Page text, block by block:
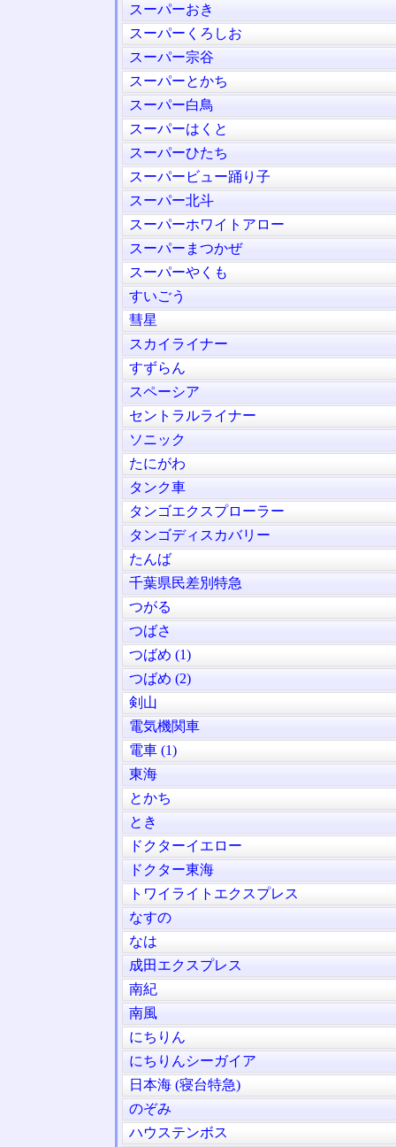
スーパーおき
スーパーくろしお
スーパー宗谷
スーパーとかち
スーパー白鳥
スーパーはくと
スーパーひたち
スーパービュー踊り子
スーパー北斗
スーパーホワイトアロー
スーパーまつかぜ
スーパーやくも
すいごう
彗星
スカイライナー
すずらん
スペーシア
セントラルライナー
ソニック
たにがわ
タンク車
タンゴエクスプローラー
タンゴディスカバリー
たんば
千葉県民差別特急
つがる
つばさ
つばめ (1)
つばめ (2)
剣山
電気機関車
電車 (1)
東海
とかち
とき
ドクターイエロー
ドクター東海
トワイライトエクスプレス
なすの
なは
成田エクスプレス
南紀
南風
にちりん
にちりんシーガイア
日本海 (寝台特急)
のぞみ
ハウステンボス